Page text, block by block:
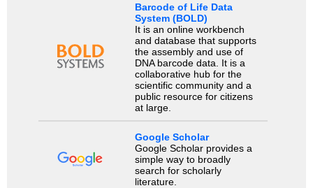
Barcode of Life Data
System (BOLD)
It is an online workbench
and database that supports
the assembly and use of
DNA barcode data. It is a
collaborative hub for the
scientific community and a
public resource for citizens
at large.
Google Scholar
Google Scholar provides a
simple way to broadly
search for scholarly
literature.